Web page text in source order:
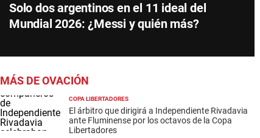
Solo dos argentinos en el 11 ideal del
Mundial 2026: ¿Messi y quién más?
MÁS DE OVACIÓN
COPA LIBERTADORES
El árbitro que dirigirá a Independiente Rivadavia
ante Fluminense por los octavos de la Copa
Libertadores